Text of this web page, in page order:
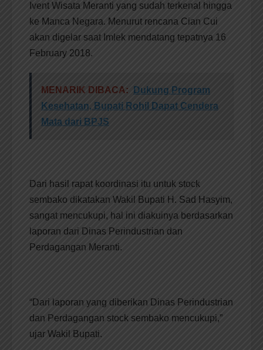
Ivent Wisata Meranti yang sudah terkenal hingga
ke Manca Negara. Menurut rencana Cian Cui
akan digelar saat Imlek mendatang tepatnya 16
February 2018.
MENARIK DIBACA:
Dukung Program
Kesehatan, Bupati Rohil Dapat Cendera
Mata dari BPJS
Dari hasil rapat koordinasi itu untuk stock
sembako dikatakan Wakil Bupati H. Sad Hasyim,
sangat mencukupi, hal ini diakuinya berdasarkan
laporan dari Dinas Perindustrian dan
Perdagangan Meranti.
“Dari laporan yang diberikan Dinas Perindustrian
dan Perdagangan stock sembako mencukupi,”
ujar Wakil Bupati.